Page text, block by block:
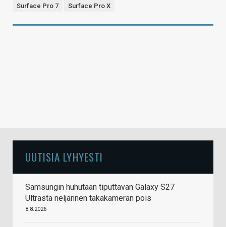
Surface Pro 7
Surface Pro X
UUTISIA LYHYESTI
Samsungin huhutaan tiputtavan Galaxy S27
Ultrasta neljännen takakameran pois
8.8.2026